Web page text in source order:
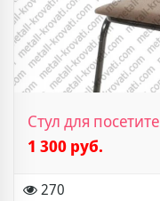
Стул для
1 300 руб.
270